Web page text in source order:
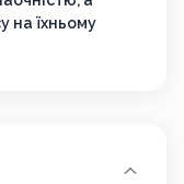
на їхньому